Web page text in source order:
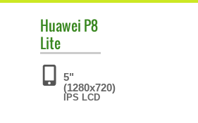
Huawei P8
Lite
5"
(1280x720)
IPS LCD